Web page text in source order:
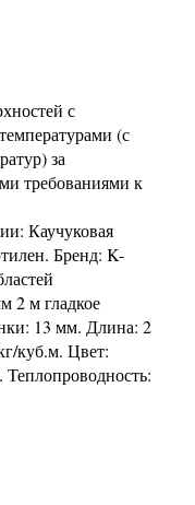
с
(с
за
требованиями к
Каучуковая
Бренд: K-
2 м гладкое
13 мм. Длина: 2
куб.м. Цвет:
Теплопроводность: